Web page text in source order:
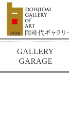
About
Artists
GALLERY
GARAGE